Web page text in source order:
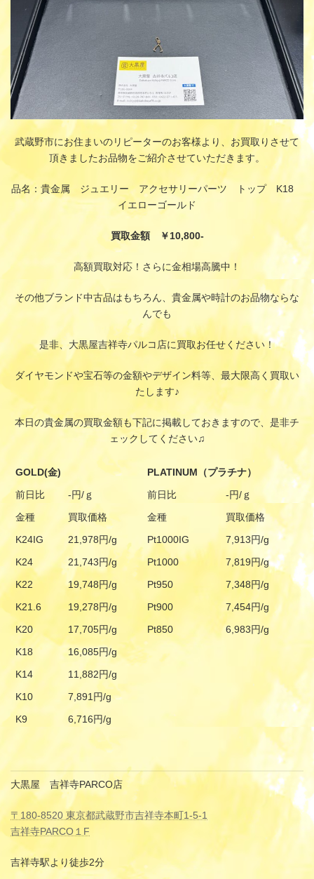
武蔵野市にお住まいのリピーターのお客様より、お買取りさせて
頂きましたお品物をご紹介させていただきます。
品名：貴金属 ジュエリー アクセサリーパーツ トップ K18
イエローゴールド
買取金額 ￥10,800-
高額買取対応！さらに金相場高騰中！
その他ブランド中古品はもちろん、貴金属や時計のお品物ならな
んでも
是非、大黒屋吉祥寺パルコ店に買取お任せください！
ダイヤモンドや宝石等の金額やデザイン料等、最大限高く買取い
たします♪
本日の貴金属の買取金額も下記に掲載しておきますので、是非チ
ェックしてください♫
GOLD(金)
PLATINUM（プラチナ）
前日比
-円/ｇ 前日比
-円/ｇ
金種
買取価格 金種
買取価格
K24IG
21,978円/g Pt1000IG
7,913円/g
K24
21,743円/g Pt1000
7,819円/g
K22
19,748円/g Pt950
7,348円/g
K21.6
19,278円/g Pt900
7,454円/g
K20
17,705円/g Pt850
6,983円/g
K18
16,085円/g
K14
11,882円/g
K10
7,891円/g
K9
6,716円/g
大黒屋 吉祥寺PARCO店
〒180-8520 東京都武蔵野市吉祥寺本町1-5-1
吉祥寺PARCO１F
吉祥寺駅より徒歩2分